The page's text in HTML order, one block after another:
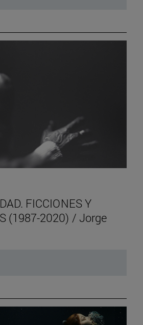
FICCIONES Y
(1987-2020) / Jorge